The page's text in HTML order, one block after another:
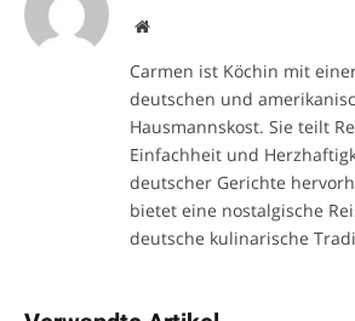
Website
Carmen ist Köchin mit
deutschen und
Hausmannskost. Sie teilt
Einfachheit und
deutscher Gerichte
bietet eine nostalgische
deutsche kulinarische